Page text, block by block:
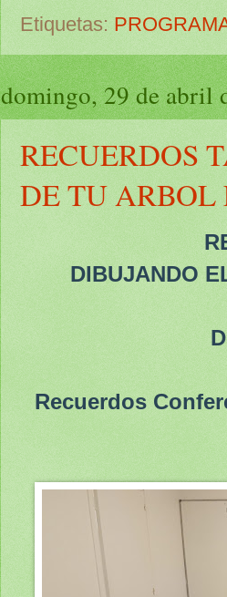
Etiquetas:
domingo, 29 de abril
RECUERDOS
DE TU
DIBUJANDO
Recuerdos